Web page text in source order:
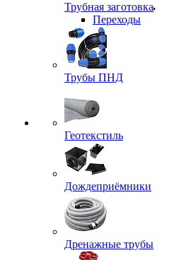
Трубная заготовка
Переходы
Трубы ПНД
Геотекстиль
Дождеприёмники
Дренажные трубы